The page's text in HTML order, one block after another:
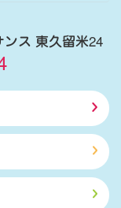
ス 東久留米24